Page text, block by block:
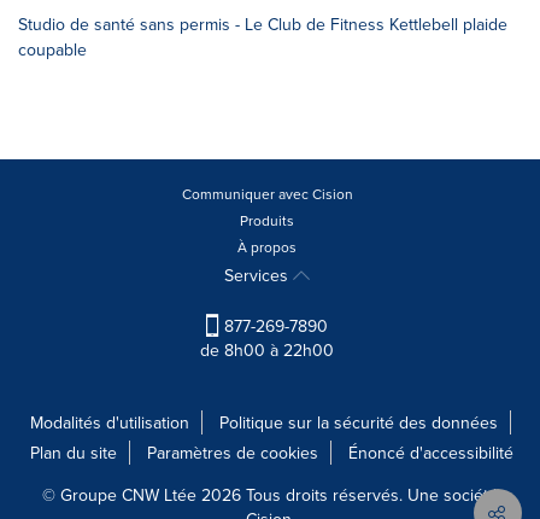
Studio de santé sans permis - Le Club de Fitness Kettlebell plaide
coupable
Communiquer avec Cision
Produits
À propos
Services
877-269-7890
de 8h00 à 22h00
Modalités d'utilisation
Politique sur la sécurité des données
Plan du site
Paramètres de cookies
Énoncé d'accessibilité
© Groupe CNW Ltée 2026 Tous droits réservés. Une société